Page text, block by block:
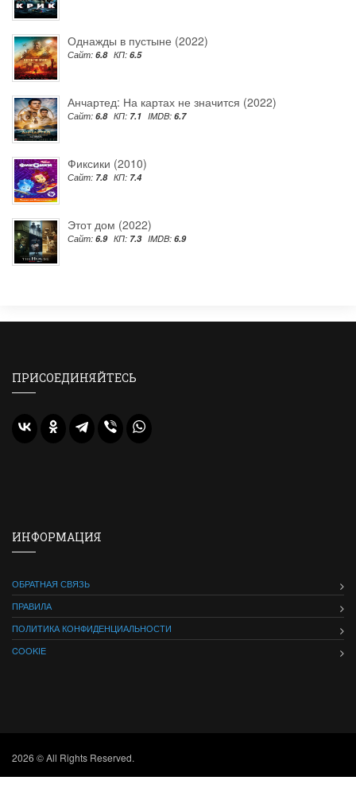
Однажды в пустыне (2022)
Сайт: 6.8 КП: 6.5
Анчартед: На картах не значится (2022)
Сайт: 6.8 КП: 7.1 IMDB: 6.7
Фиксики (2010)
Сайт: 7.8 КП: 7.4
Этот дом (2022)
Сайт: 6.9 КП: 7.3 IMDB: 6.9
ПРИСОЕДИНЯЙТЕСЬ
ИНФОРМАЦИЯ
ОБРАТНАЯ СВЯЗЬ
ПРАВИЛА
ПОЛИТИКА КОНФИДЕНЦИАЛЬНОСТИ
COOKIE
2026 © All Rights Reserved.